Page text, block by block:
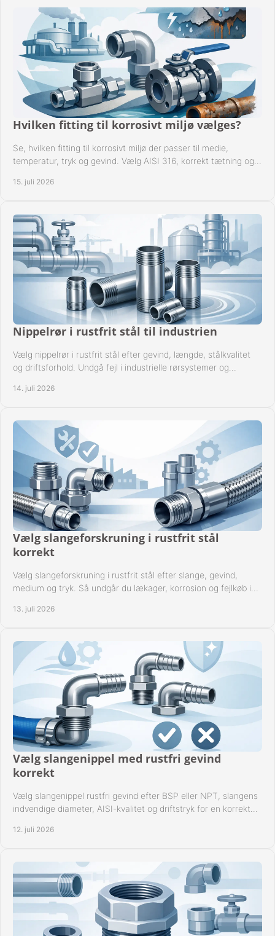
Hvilken fitting til korrosivt miljø vælges?
Se, hvilken fitting til korrosivt miljø der passer til medie,
temperatur, tryk og gevind. Vælg AISI 316, korrekt tætning og
15. juli 2026
Nippelrør i rustfrit stål til industrien
Vælg nippelrør i rustfrit stål efter gevind, længde, stålkvalitet
og driftsforhold. Undgå fejl i industrielle rørsystemer og
14. juli 2026
Vælg slangeforskruning i rustfrit stål
korrekt
Vælg slangeforskruning i rustfrit stål efter slange, gevind,
medium og tryk. Så undgår du lækager, korrosion og fejlkøb i
13. juli 2026
Vælg slangenippel med rustfri gevind
korrekt
Vælg slangenippel rustfri gevind efter BSP eller NPT, slangens
indvendige diameter, AISI-kvalitet og driftstryk for en korrekt
12. juli 2026